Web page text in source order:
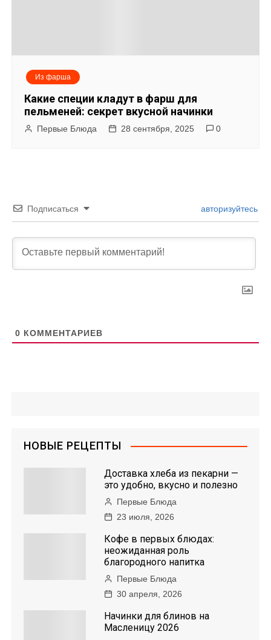
Из фарша
Какие специи кладут в фарш для
пельменей: секрет вкусной начинки
Первые Блюда 28 сентября, 2025 0
Подписаться авторизуйтесь
0 КОММЕНТАРИЕВ
НОВЫЕ РЕЦЕПТЫ
Доставка хлеба из пекарни —
это удобно, вкусно и полезно
Первые Блюда
23 июля, 2026
Кофе в первых блюдах:
неожиданная роль
благородного напитка
Первые Блюда
30 апреля, 2026
Начинки для блинов на
Масленицу 2026